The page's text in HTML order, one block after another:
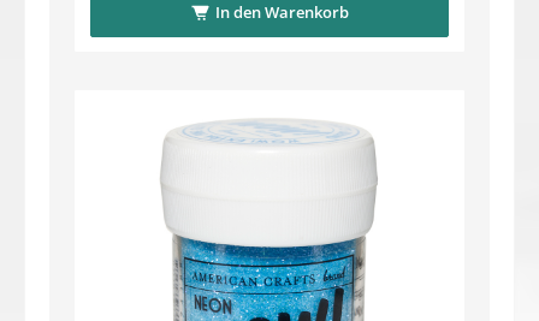
In den Warenkorb